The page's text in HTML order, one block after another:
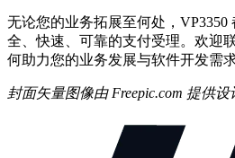
无论您的业务拓展至何处，
全、快速、可靠的支付受理。欢迎
何助力您的业务发展与软件开发需求
封面矢量图像由 Freepic.com 提供设